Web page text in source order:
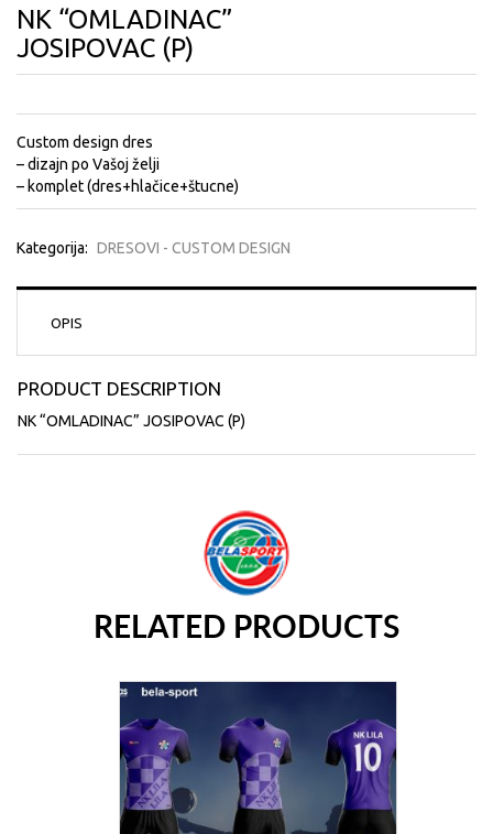
NK “OMLADINAC”
JOSIPOVAC (P)
Custom design dres
– dizajn po Vašoj želji
– komplet (dres+hlačice+štucne)
Kategorija: DRESOVI - CUSTOM DESIGN
OPIS
PRODUCT DESCRIPTION
NK “OMLADINAC” JOSIPOVAC (P)
RELATED PRODUCTS